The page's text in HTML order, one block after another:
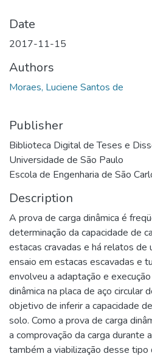
Date
2017-11-15
Authors
Moraes, Luciene Santos de
Publisher
Biblioteca Digital de Teses e
Universidade de São Paulo
Escola de Engenharia de São
Description
A prova de carga dinâmica é
determinação da capacidade de
estacas cravadas e há relatos
ensaio em estacas escavadas e
envolveu a adaptação e
dinâmica na placa de aço circular
objetivo de inferir a capacidade
solo. Como a prova de carga
a comprovação da carga durante
também a viabilização desse